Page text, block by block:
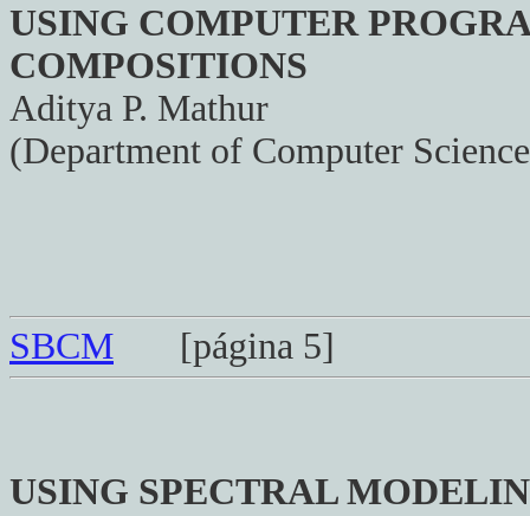
USING COMPUTER
COMPOSITIONS
Aditya P. Mathur
(Department of Computer
SBCM [página 5]
USING SPECTRAL